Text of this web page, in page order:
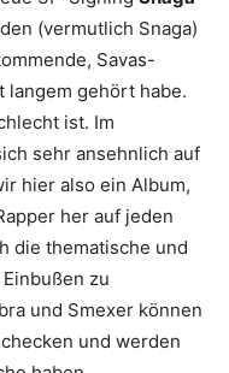
(vermutlich Snaga)
Savas-
gehört habe.
ist. Im
sehr ansehnlich auf
hier also ein Album,
her auf jeden
die thematische und
zu
und Smexer können
und werden